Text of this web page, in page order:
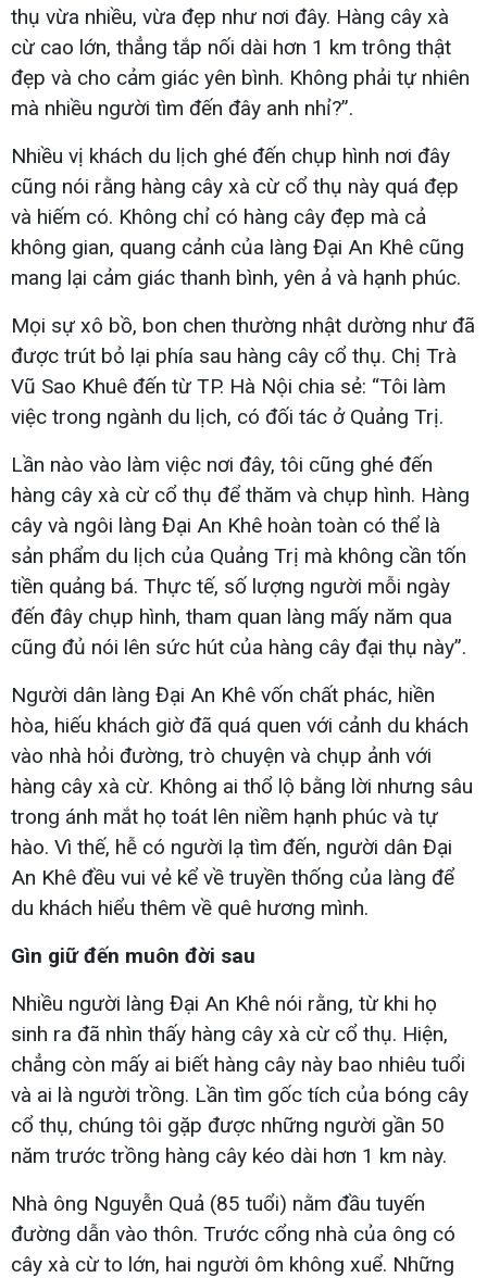
thụ vừa nhiều, vừa đẹp như nơi đây. Hàng cây xà
cừ cao lớn, thẳng tắp nối dài hơn 1 km trông thật
đẹp và cho cảm giác yên bình. Không phải tự nhiên
mà nhiều người tìm đến đây anh nhỉ?”.
Nhiều vị khách du lịch ghé đến chụp hình nơi đây
cũng nói rằng hàng cây xà cừ cổ thụ này quá đẹp
và hiếm có. Không chỉ có hàng cây đẹp mà cả
không gian, quang cảnh của làng Đại An Khê cũng
mang lại cảm giác thanh bình, yên ả và hạnh phúc.
Mọi sự xô bồ, bon chen thường nhật dường như đã
được trút bỏ lại phía sau hàng cây cổ thụ. Chị Trà
Vũ Sao Khuê đến từ TP. Hà Nội chia sẻ: “Tôi làm
việc trong ngành du lịch, có đối tác ở Quảng Trị.
Lần nào vào làm việc nơi đây, tôi cũng ghé đến
hàng cây xà cừ cổ thụ để thăm và chụp hình. Hàng
cây và ngôi làng Đại An Khê hoàn toàn có thể là
sản phẩm du lịch của Quảng Trị mà không cần tốn
tiền quảng bá. Thực tế, số lượng người mỗi ngày
đến đây chụp hình, tham quan làng mấy năm qua
cũng đủ nói lên sức hút của hàng cây đại thụ này”.
Người dân làng Đại An Khê vốn chất phác, hiền
hòa, hiếu khách giờ đã quá quen với cảnh du khách
vào nhà hỏi đường, trò chuyện và chụp ảnh với
hàng cây xà cừ. Không ai thổ lộ bằng lời nhưng sâu
trong ánh mắt họ toát lên niềm hạnh phúc và tự
hào. Vì thế, hễ có người lạ tìm đến, người dân Đại
An Khê đều vui vẻ kể về truyền thống của làng để
du khách hiểu thêm về quê hương mình.
Gìn giữ đến muôn đời sau
Nhiều người làng Đại An Khê nói rằng, từ khi họ
sinh ra đã nhìn thấy hàng cây xà cừ cổ thụ. Hiện,
chẳng còn mấy ai biết hàng cây này bao nhiêu tuổi
và ai là người trồng. Lần tìm gốc tích của bóng cây
cổ thụ, chúng tôi gặp được những người gần 50
năm trước trồng hàng cây kéo dài hơn 1 km này.
Nhà ông Nguyễn Quả (85 tuổi) nằm đầu tuyến
đường dẫn vào thôn. Trước cổng nhà của ông có
cây xà cừ to lớn, hai người ôm không xuể. Những